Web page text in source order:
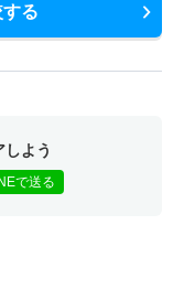
る
よう
で送る